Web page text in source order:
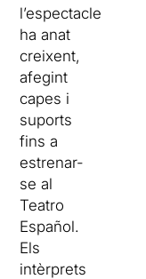
l’espectacle
ha anat
creixent,
afegint
capes i
suports
fins a
estrenar-
se al
Teatro
Español.
Els
intèrprets